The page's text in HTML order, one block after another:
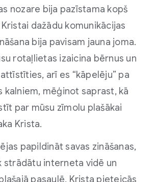
nozare bija pazīstama kopš
dažādu komunikācijas
bija pavisam jauna joma.
rotaļlietas izaicina bērnus un
arī es “kāpelēju” pa
kalniem, mēģinot saprast, kā
par mūsu zīmolu plašākai
Krista.
papildināt savas zināšanas,
strādātu interneta vidē un
pasaulē, Krista pieteicās